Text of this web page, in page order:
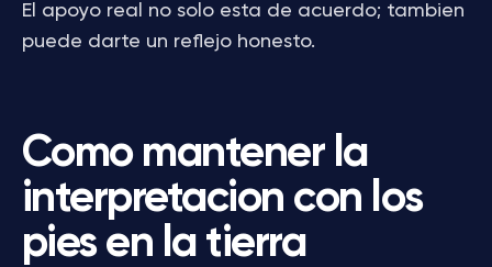
El apoyo real no solo esta de acuerdo; tambien
puede darte un reflejo honesto.
Como mantener la
interpretacion con los
pies en la tierra